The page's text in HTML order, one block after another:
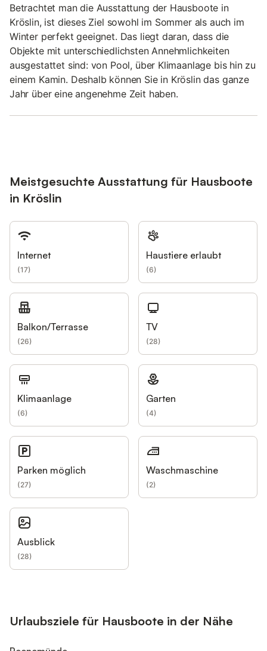
Betrachtet man die Ausstattung der Hausboote in
Kröslin, ist dieses Ziel sowohl im Sommer als auch im
Winter perfekt geeignet. Das liegt daran, dass die
Objekte mit unterschiedlichsten Annehmlichkeiten
ausgestattet sind: von Pool, über Klimaanlage bis hin zu
einem Kamin. Deshalb können Sie in Kröslin das ganze
Jahr über eine angenehme Zeit haben.
Meistgesuchte Ausstattung für Hausboote
in Kröslin
Internet
(17)
Haustiere erlaubt
(6)
Balkon/Terrasse
(26)
TV
(28)
Klimaanlage
(6)
Garten
(4)
Parken möglich
(27)
Waschmaschine
(2)
Ausblick
(28)
Urlaubsziele für Hausboote in der Nähe